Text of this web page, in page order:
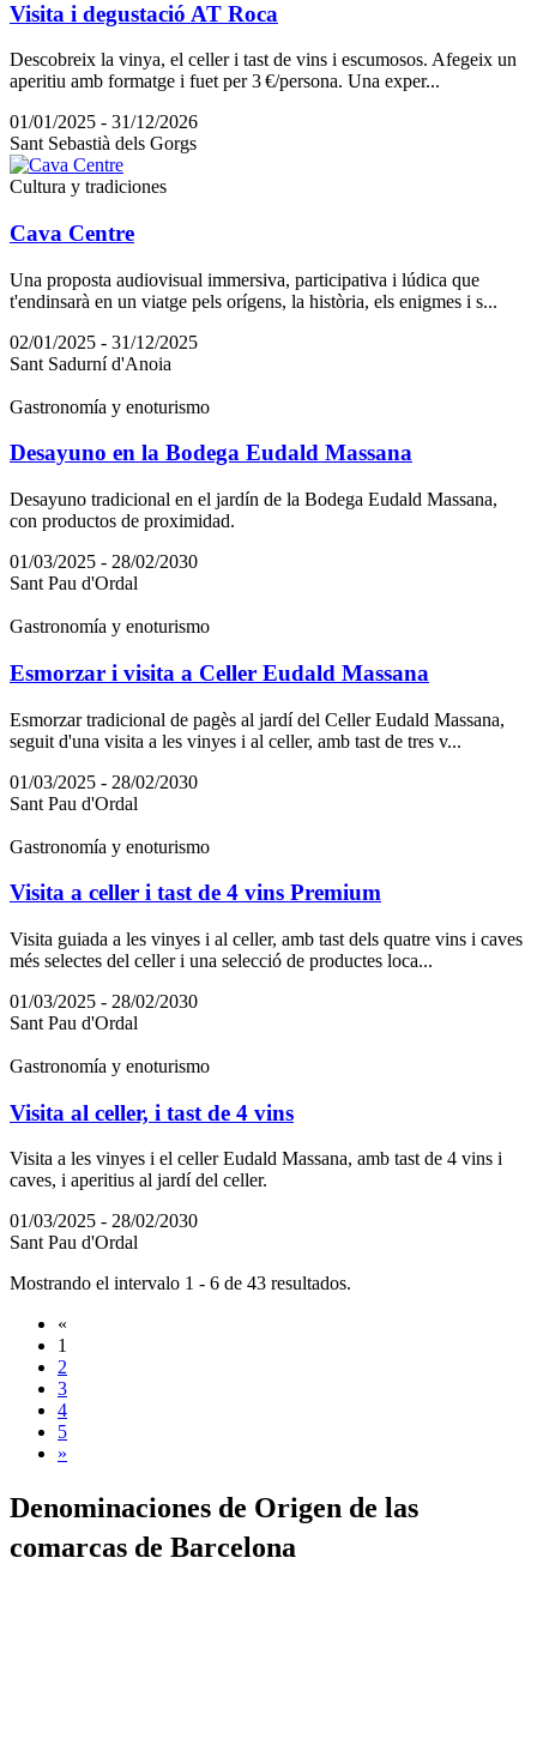
Visita i degustació AT Roca
Descobreix la vinya, el celler i tast de vins i escumosos. Afegeix un
aperitiu amb formatge i fuet per 3 €/persona. Una exper...
01/01/2025 - 31/12/2026
Sant Sebastià dels Gorgs
Cultura y tradiciones
Cava Centre
Una proposta audiovisual immersiva, participativa i lúdica que
t'endinsarà en un viatge pels orígens, la història, els enigmes i s...
02/01/2025 - 31/12/2025
Sant Sadurní d'Anoia
Gastronomía y enoturismo
Desayuno en la Bodega Eudald Massana
Desayuno tradicional en el jardín de la Bodega Eudald Massana,
con productos de proximidad.
01/03/2025 - 28/02/2030
Sant Pau d'Ordal
Gastronomía y enoturismo
Esmorzar i visita a Celler Eudald Massana
Esmorzar tradicional de pagès al jardí del Celler Eudald Massana,
seguit d'una visita a les vinyes i al celler, amb tast de tres v...
01/03/2025 - 28/02/2030
Sant Pau d'Ordal
Gastronomía y enoturismo
Visita a celler i tast de 4 vins Premium
Visita guiada a les vinyes i al celler, amb tast dels quatre vins i caves
més selectes del celler i una selecció de productes loca...
01/03/2025 - 28/02/2030
Sant Pau d'Ordal
Gastronomía y enoturismo
Visita al celler, i tast de 4 vins
Visita a les vinyes i el celler Eudald Massana, amb tast de 4 vins i
caves, i aperitius al jardí del celler.
01/03/2025 - 28/02/2030
Sant Pau d'Ordal
Mostrando el intervalo 1 - 6 de 43 resultados.
«
1
2
3
4
5
»
Denominaciones de Origen de las
comarcas de Barcelona